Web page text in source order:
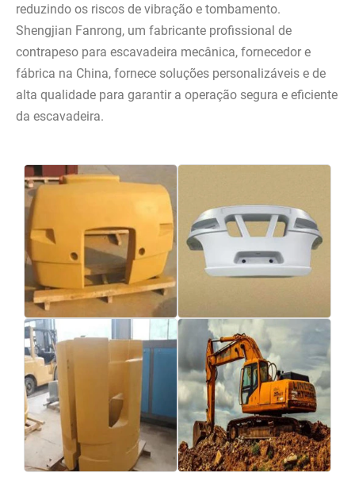
reduzindo os riscos de vibração e tombamento.
Shengjian Fanrong, um fabricante profissional de
contrapeso para escavadeira mecânica, fornecedor e
fábrica na China, fornece soluções personalizáveis ​​e de
alta qualidade para garantir a operação segura e eficiente
da escavadeira.